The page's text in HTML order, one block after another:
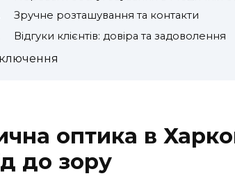
Зручне розташування та контакти
Відгуки клієнтів: довіра та задоволення
оптика в
до зору